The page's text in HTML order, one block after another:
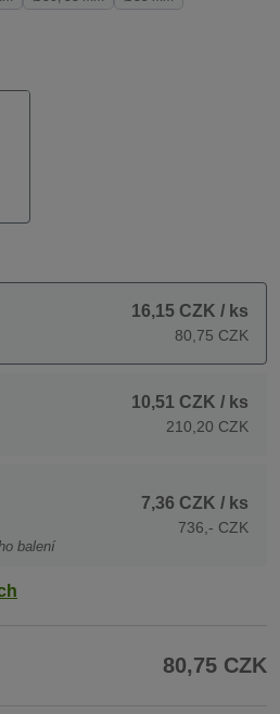
16,15 CZK / ks
80,75 CZK
10,51 CZK / ks
210,20 CZK
balení
7,36 CZK / ks
736,- CZK
80,75 CZK